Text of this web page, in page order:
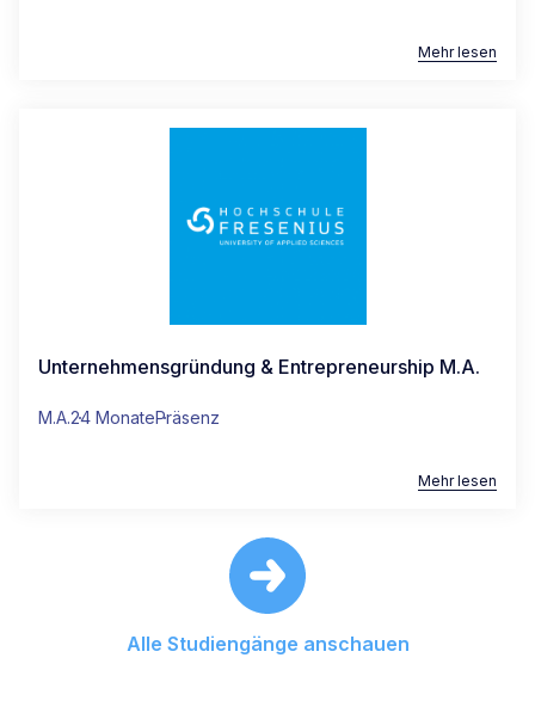
studienberatung-wiesbaden@hs-fresenius.de
fernstudium@hs-fresenius.de
Mehr lesen
Unternehmensgründung & Entrepreneurship M.A.
M.A.24 MonatePräsenz
Mehr lesen
Alle Studiengänge anschauen